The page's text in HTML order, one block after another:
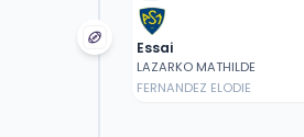
Essai
LAZARKO MATHILDE
FERNANDEZ ELODIE